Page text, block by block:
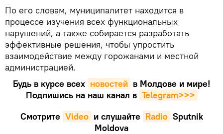
По его словам, муниципалитет находится в
процессе изучения всех функциональных
нарушений, а также собирается разработать
эффективные решения, чтобы упростить
взаимодействие между горожанами и местной
администрацией.
Будь в курсе всех новостей в Молдове и мире!
Подпишись на наш канал в Telegram>>>
Смотрите Video и слушайте Radio Sputnik
Moldova